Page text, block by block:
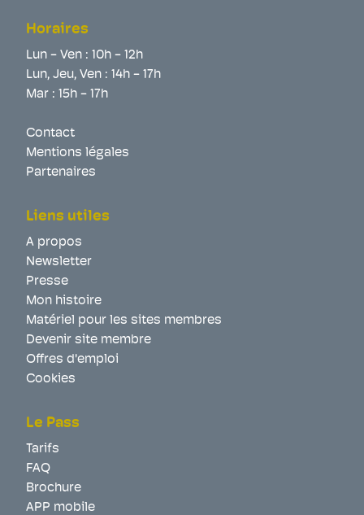
Horaires
Lun - Ven : 10h - 12h
Lun, Jeu, Ven : 14h - 17h
Mar : 15h - 17h
Contact
Mentions légales
Partenaires
Liens utiles
A propos
Newsletter
Presse
Mon histoire
Matériel pour les sites membres
Devenir site membre
Offres d'emploi
Cookies
Le Pass
Tarifs
FAQ
Brochure
APP mobile